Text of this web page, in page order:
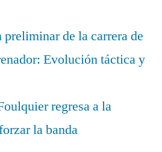
de la carrera de
Evolución táctica y
regresa a la
la banda